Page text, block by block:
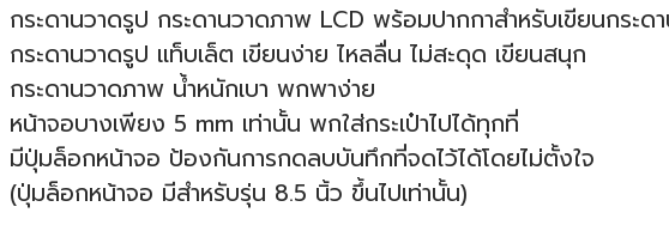
กระดานวาดรูป กระดานวาดภาพ LCD พร้อมปากกาสำหรับเขียนกระด
กระดานวาดรูป แท็บเล็ต เขียนง่าย ไหลลื่น ไม่สะดุด เขียนสนุก
กระดานวาดภาพ น้ำหนักเบา พกพาง่าย
หน้าจอบางเพียง 5 mm เท่านั้น พกใส่กระเป๋าไปได้ทุกที่
มีปุ่มล็อกหน้าจอ ป้องกันการกดลบบันทึกที่จดไว้ได้โดยไม่ตั้งใจ
(ปุ่มล็อกหน้าจอ มีสำหรับรุ่น 8.5 นิ้ว ขึ้นไปเท่านั้น)